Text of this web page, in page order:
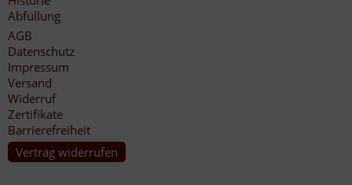
Abfüllung
AGB
Datenschutz
Impressum
Versand
Widerruf
Zertifikate
Barrierefreiheit
Vertrag widerrufen